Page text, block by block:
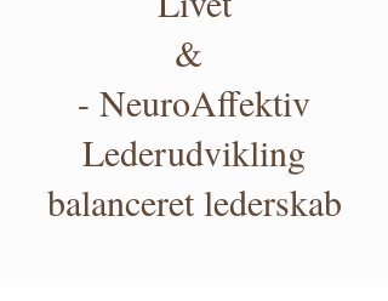
&
- NeuroAffektiv
Lederudvikling
balanceret lederskab